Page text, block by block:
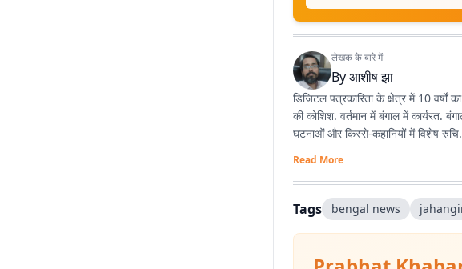
लेखक के बारे में
Byआशीष झा
डिजिटल पत्रकारिता के क्षेत्र में 10
की कोशिश. वर्तमान में बंगाल में कार्यरत.
घटनाओं और किस्से-कहानियों में विशेष
Read More
Tags bengal news